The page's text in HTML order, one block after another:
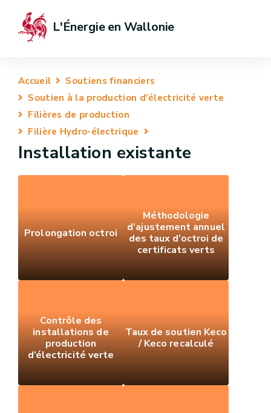
L'Énergie en Wallonie
Accueil
Soutiens financiers
Soutien à la production d'électricité verte
Filières de production
Filière Hydro-électrique
Installation existante
Prolongation octroi
Méthodologie
d’ajustement annuel
des taux d’octroi de
certificats verts
Contrôle des
installations de
production
d’électricité verte
Taux de soutien Keco
/ Keco recalculé